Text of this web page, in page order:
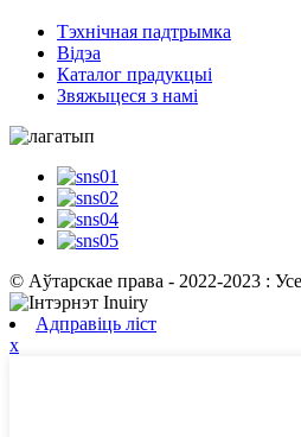
Тэхнічная падтрымка
Відэа
Каталог прадукцыі
Звяжыцеся з намі
© Аўтарскае права - 2022-2023 :
Адправіць ліст
x